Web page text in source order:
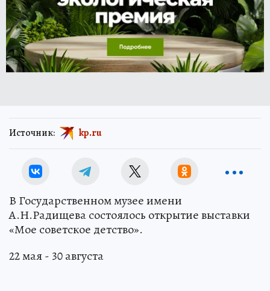
Источник: kp.ru
В Государственном музее имени
А.Н.Радищева состоялось открытие выставки
«Мое советское детство».
22 мая - 30 августа